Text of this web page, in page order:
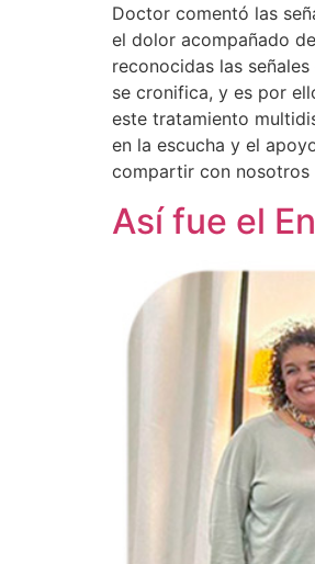
Doctor comentó las
el dolor acompañado
reconocidas las
se cronifica, y es por
este tratamiento
en la escucha y el
compartir con nosotros
Así fue el